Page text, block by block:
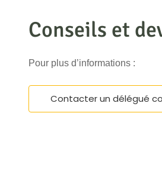
Conseils et
Pour plus d’informations :
Contacter un délégué